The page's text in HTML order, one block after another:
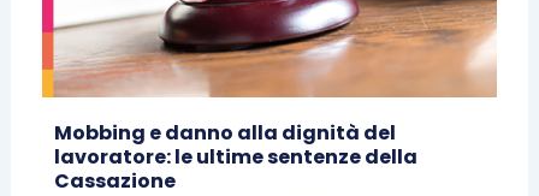
Mobbing e danno alla dignità del
lavoratore: le ultime sentenze della
Cassazione